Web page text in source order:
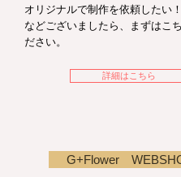
オリジナルで制作を依頼したい！
などございましたら、​まずはこ
ださい。
詳細はこちら
G+Flower